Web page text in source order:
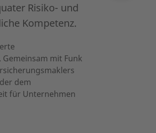
Risiko- und
Kompetenz.
mit Funk
dem
für Unternehmen